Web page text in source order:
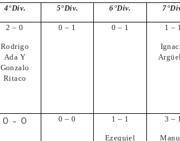
4°Div. 5°Div. 6°Div.
2 – 0
Rodrigo
Ada Y
Gonzalo
Ritaco
0 – 1 0 – 1 1 –
0 – 0 0 – 0 1 – 1
Ezequiel
3 –